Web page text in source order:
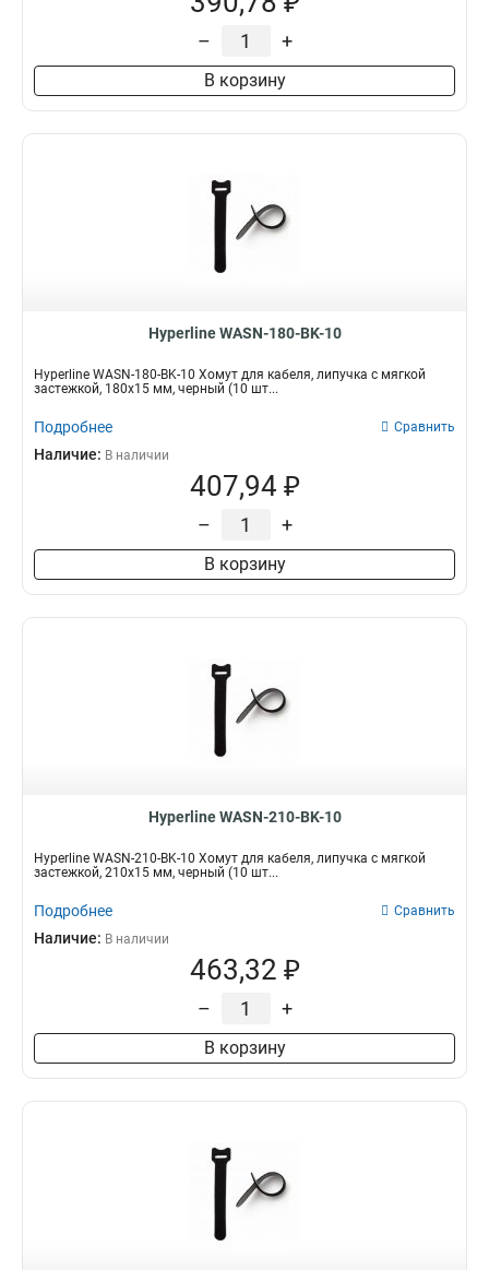
– +
В корзину
Hyperline WASN-180-BK-10
Hyperline WASN-180-BK-10 Хомут для кабеля, липучка с мягкой
застежкой, 180x15 мм, черный (10 шт...
Подробнее Сравнить
Наличие: В наличии
407,94 ₽
– +
В корзину
Hyperline WASN-210-BK-10
Hyperline WASN-210-BK-10 Хомут для кабеля, липучка с мягкой
застежкой, 210x15 мм, черный (10 шт...
Подробнее Сравнить
Наличие: В наличии
463,32 ₽
– +
В корзину